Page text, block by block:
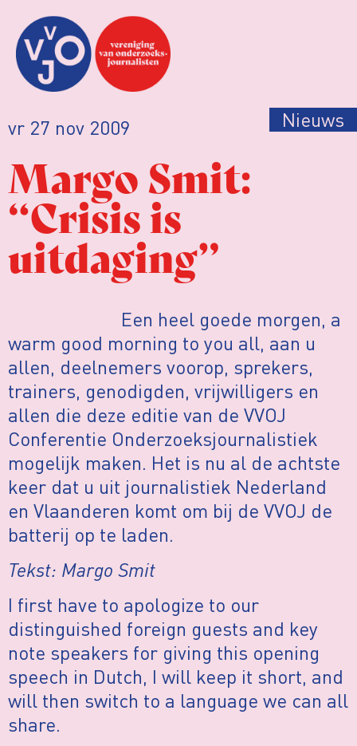
vr 27 nov 2009 Nieuws
Margo Smit:
“Crisis is
uitdaging”
Een heel goede morgen, a
warm good morning to you all, aan u
allen, deelnemers voorop, sprekers,
trainers, genodigden, vrijwilligers en
allen die deze editie van de VVOJ
Conferentie Onderzoeksjournalistiek
mogelijk maken. Het is nu al de achtste
keer dat u uit journalistiek Nederland
en Vlaanderen komt om bij de VVOJ de
batterij op te laden.
Tekst: Margo Smit
I first have to apologize to our
distinguished foreign guests and key
note speakers for giving this opening
speech in Dutch, I will keep it short, and
will then switch to a language we can all
share.